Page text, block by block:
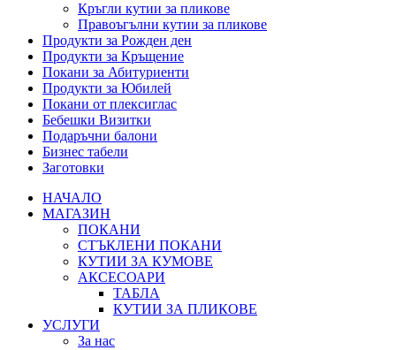
Кръгли кутии за пликове
Правоъгълни кутии за пликове
Продукти за Рожден ден
Продукти за Кръщение
Покани за Абитуриенти
Продукти за Юбилей
Покани от плексиглас
Бебешки Визитки
Подаръчни балони
Бизнес табели
Заготовки
НАЧАЛО
МАГАЗИН
ПОКАНИ
СТЪКЛЕНИ ПОКАНИ
КУТИИ ЗА КУМОВЕ
АКСЕСОАРИ
ТАБЛА
КУТИИ ЗА ПЛИКОВЕ
УСЛУГИ
За нас